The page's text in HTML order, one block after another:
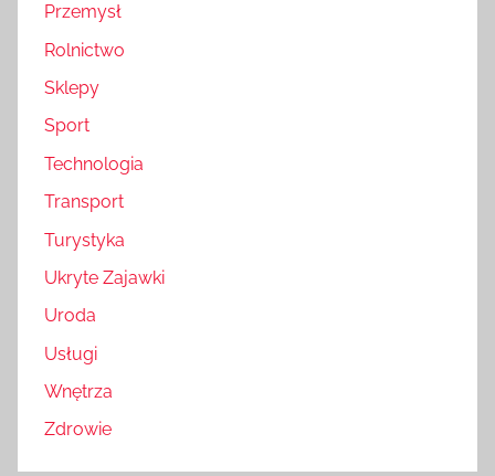
Przemysł
Rolnictwo
Sklepy
Sport
Technologia
Transport
Turystyka
Ukryte Zajawki
Uroda
Usługi
Wnętrza
Zdrowie